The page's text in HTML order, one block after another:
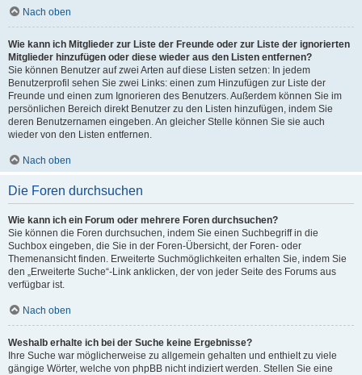
Nach oben
Wie kann ich Mitglieder zur Liste der Freunde oder zur Liste der ignorierten
Mitglieder hinzufügen oder diese wieder aus den Listen entfernen?
Sie können Benutzer auf zwei Arten auf diese Listen setzen: In jedem
Benutzerprofil sehen Sie zwei Links: einen zum Hinzufügen zur Liste der
Freunde und einen zum Ignorieren des Benutzers. Außerdem können Sie im
persönlichen Bereich direkt Benutzer zu den Listen hinzufügen, indem Sie
deren Benutzernamen eingeben. An gleicher Stelle können Sie sie auch
wieder von den Listen entfernen.
Nach oben
Die Foren durchsuchen
Wie kann ich ein Forum oder mehrere Foren durchsuchen?
Sie können die Foren durchsuchen, indem Sie einen Suchbegriff in die
Suchbox eingeben, die Sie in der Foren-Übersicht, der Foren- oder
Themenansicht finden. Erweiterte Suchmöglichkeiten erhalten Sie, indem Sie
den „Erweiterte Suche“-Link anklicken, der von jeder Seite des Forums aus
verfügbar ist.
Nach oben
Weshalb erhalte ich bei der Suche keine Ergebnisse?
Ihre Suche war möglicherweise zu allgemein gehalten und enthielt zu viele
gängige Wörter, welche von phpBB nicht indiziert werden. Stellen Sie eine